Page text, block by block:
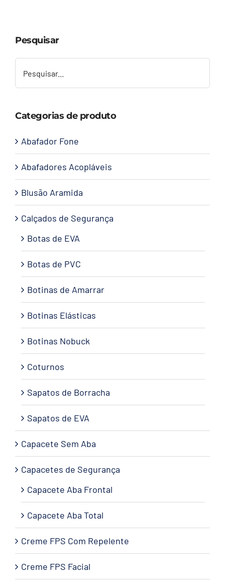
Contato
Pesquisar
Categorias de produto
Abafador Fone
Abafadores Acopláveis
Blusão Aramida
Calçados de Segurança
Botas de EVA
Botas de PVC
Botinas de Amarrar
Botinas Elásticas
Botinas Nobuck
Coturnos
Sapatos de Borracha
Sapatos de EVA
Capacete Sem Aba
Capacetes de Segurança
Capacete Aba Frontal
Capacete Aba Total
Creme FPS Com Repelente
Creme FPS Facial